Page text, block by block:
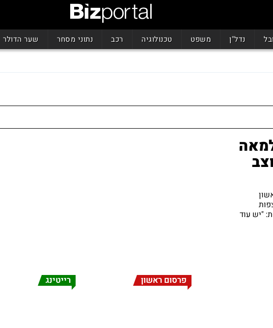
נדל"ן משפט טכנולוגיה רכב נתוני מסחר שער הדולר
"יש עוד
פרסום ראשון רייטינג